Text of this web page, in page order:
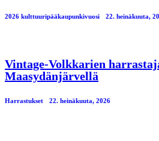
2026 kulttuuripääkaupunkivuosi 22. heinäkuuta,
Vintage-Volkkarien
Maasydänjärvellä
Harrastukset 22. heinäkuuta, 2026